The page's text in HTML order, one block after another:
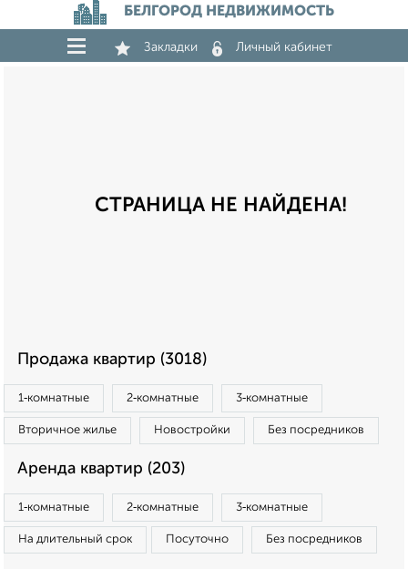
БЕЛГОРОД НЕДВИЖИМОСТЬ
Закладки Личный кабинет
СТРАНИЦА НЕ НАЙДЕНА!
Продажа квартир (3018)
1‑комнатные 2‑комнатные 3‑комнатные
Вторичное жилье Новостройки Без посредников
Аренда квартир (203)
1‑комнатные 2‑комнатные 3‑комнатные
На длительный срок Посуточно Без посредников